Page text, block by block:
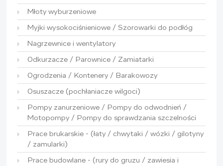
Młoty wyburzeniowe
Myjki wysokociśnieniowe / Szorowarki do podłóg
Nagrzewnice i wentylatory
Odkurzacze / Parownice / Zamiatarki
Ogrodzenia / Kontenery / Barakowozy
Osuszacze (pochłaniacze wilgoci)
Pompy zanurzeniowe / Pompy do odwodnień /
Motopompy / Pompy do sprawdzania szczelności
Prace brukarskie - (łaty / chwytaki / wózki / gilotyny
/ zamularki)
Prace budowlane - (rury do gruzu / zawiesia i